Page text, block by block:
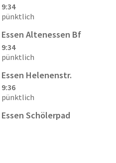
9:34
pünktlich
Essen Altenessen Bf
9:34
pünktlich
Essen Helenenstr.
9:36
pünktlich
Essen Schölerpad